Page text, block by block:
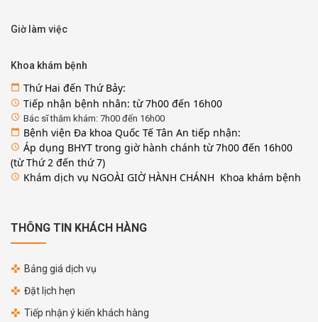
Giờ làm việc
Khoa khám bệnh
calendar_today Thứ Hai đến Thứ Bảy:
access_time Tiếp nhận bệnh nhân: từ 7h00 đến 16h00
access_time Bác sĩ thăm khám: 7h00 đến 16h00
calendar_today Bệnh viện Đa khoa Quốc Tế Tân An tiếp nhận:
access_time Áp dụng BHYT trong giờ hành chánh từ 7h00 đến 16h00
(từ Thứ 2 đến thứ 7)
access_time Khám dịch vụ NGOÀI GIỜ HÀNH CHÁNH Khoa khám bệnh
THÔNG TIN KHÁCH HÀNG
Bảng giá dịch vụ
Đặt lịch hẹn
Tiếp nhận ý kiến khách hàng